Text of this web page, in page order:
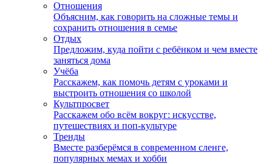
Отношения
Объясним, как говорить на сложные темы и
сохранить отношения в семье
Отдых
Предложим, куда пойти с ребёнком и чем вместе
заняться дома
Учёба
Расскажем, как помочь детям с уроками и
выстроить отношения со школой
Культпросвет
Расскажем обо всём вокруг: искусстве,
путешествиях и поп-культуре
Тренды
Вместе разберёмся в современном сленге,
популярных мемах и хобби